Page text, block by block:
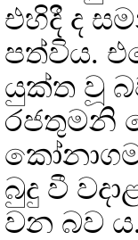
එහිදී ද
පත්විය.
යුක්ත වූ
රජතුමනි
බුදු වී
වන බව